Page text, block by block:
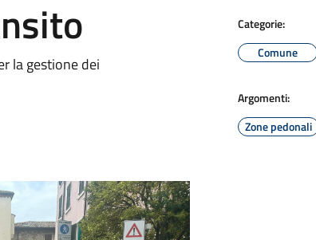
la gestione dei
Categorie:
Comune
Argomenti:
Zone pedonali